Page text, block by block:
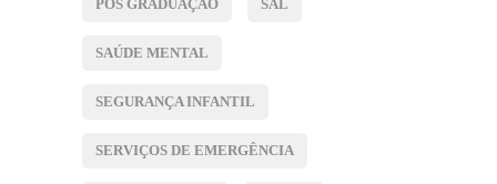
PÓS GRADUAÇÃO SAL
SAÚDE MENTAL
SEGURANÇA INFANTIL
SERVIÇOS DE EMERGÊNCIA